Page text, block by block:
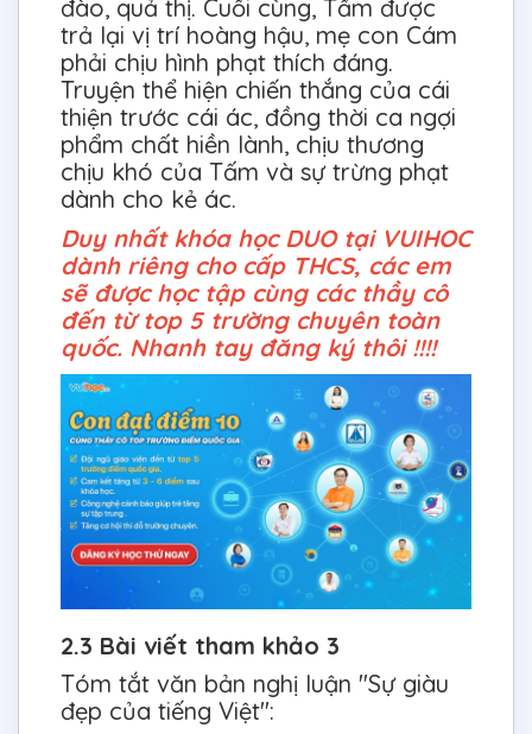
đào, quả thị. Cuối cùng, Tấm được
trả lại vị trí hoàng hậu, mẹ con Cám
phải chịu hình phạt thích đáng.
Truyện thể hiện chiến thắng của cái
thiện trước cái ác, đồng thời ca ngợi
phẩm chất hiền lành, chịu thương
chịu khó của Tấm và sự trừng phạt
dành cho kẻ ác.
Duy nhất khóa học DUO tại VUIHOC
dành riêng cho cấp THCS, các em
sẽ được học tập cùng các thầy cô
đến từ top 5 trường chuyên toàn
quốc. Nhanh tay đăng ký thôi !!!!
2.3 Bài viết tham khảo 3
Tóm tắt văn bản nghị luận "Sự giàu
đẹp của tiếng Việt":